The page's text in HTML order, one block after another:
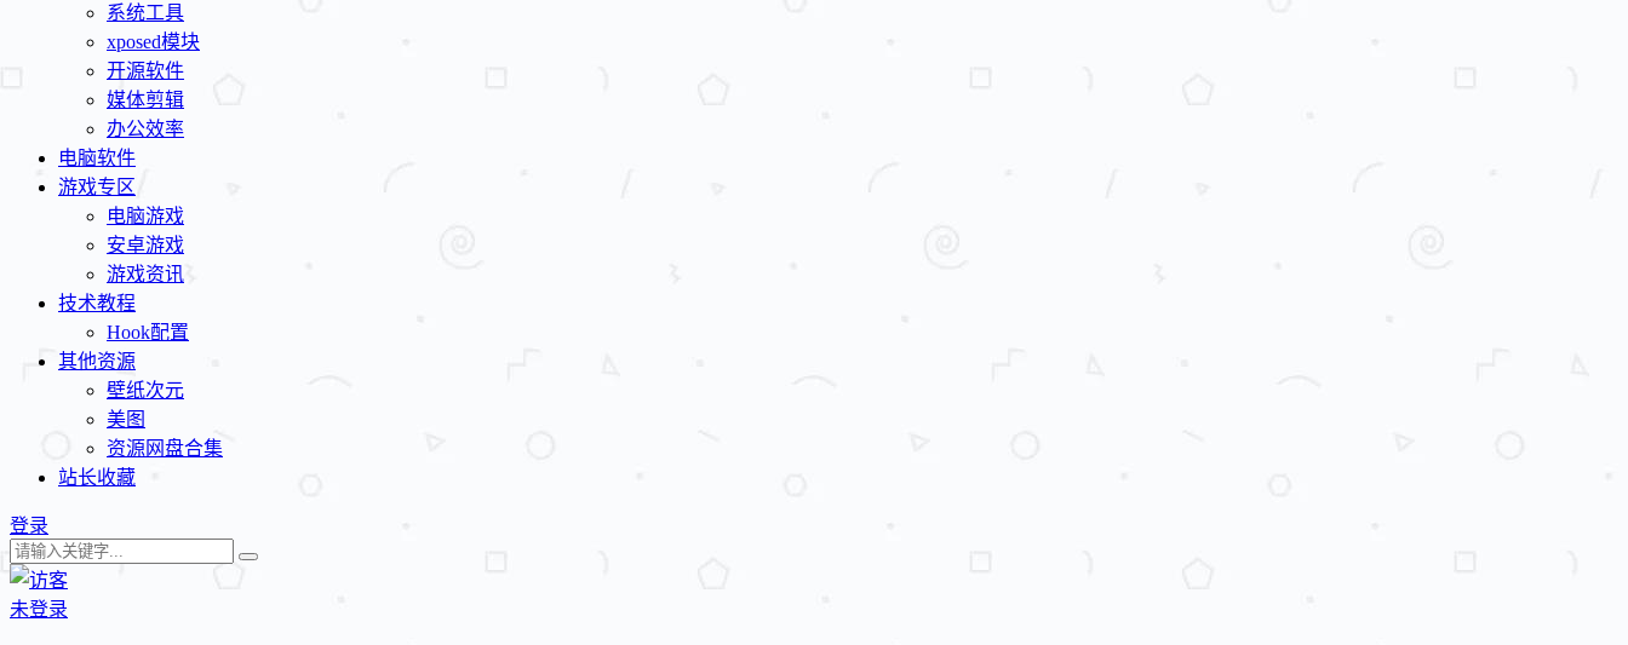
系统工具
xposed模块
开源软件
媒体剪辑
办公效率
电脑软件
游戏专区
电脑游戏
安卓游戏
游戏资讯
技术教程
Hook配置
其他资源
壁纸次元
美图
资源网盘合集
站长收藏
登录
未登录